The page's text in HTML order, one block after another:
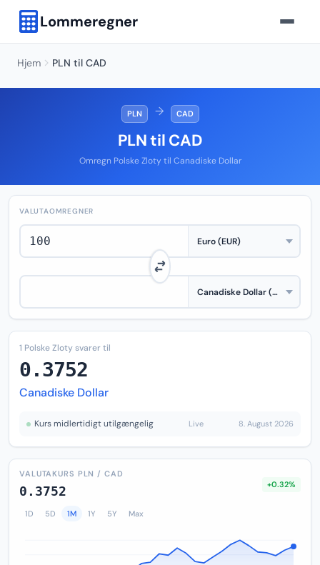
Lommeregner
Hjem PLN til CAD
PLN → CAD
PLN til CAD
Omregn Polske Zloty til Canadiske Dollar
VALUTAOMREGNER
1 Polske Zloty svarer til
0.3752
Canadiske Dollar
Kurs midlertidigt utilgængelig Live 8. August 2026
VALUTAKURS PLN / CAD
0.3752 +0.32%
1D 5D 1M 1Y 5Y Max